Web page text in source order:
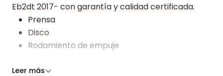
Eb2dt 2017- con garantía y calidad certificada.
Prensa
Disco
Rodamiento de empuje
Somos especialistas en embragues desde 2019,
Leer más